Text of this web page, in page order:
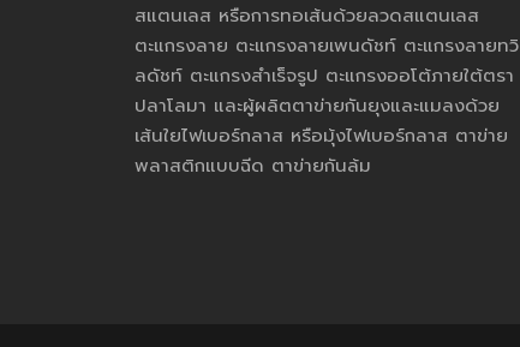
สแตนเลส หรือการทอเส้นด้วยลวดสแตนเลส
ตะแกรงลาย ตะแกรงลายเพนดัชท์ ตะแกรงลายทวิ
ลดัชท์ ตะแกรงสำเร็จรูป ตะแกรงออโต้ภายใต้ตรา
ปลาโลมา และผู้ผลิตตาข่ายกันยุงและแมลงด้วย
เส้นใยไฟเบอร์กลาส หรือมุ้งไฟเบอร์กลาส ตาข่าย
พลาสติกแบบฉีด ตาข่ายกันล้ม